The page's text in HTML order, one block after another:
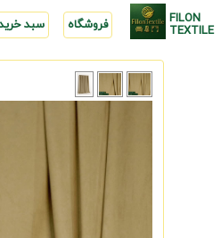
FILON
TEXTILE فروشگاه سبد